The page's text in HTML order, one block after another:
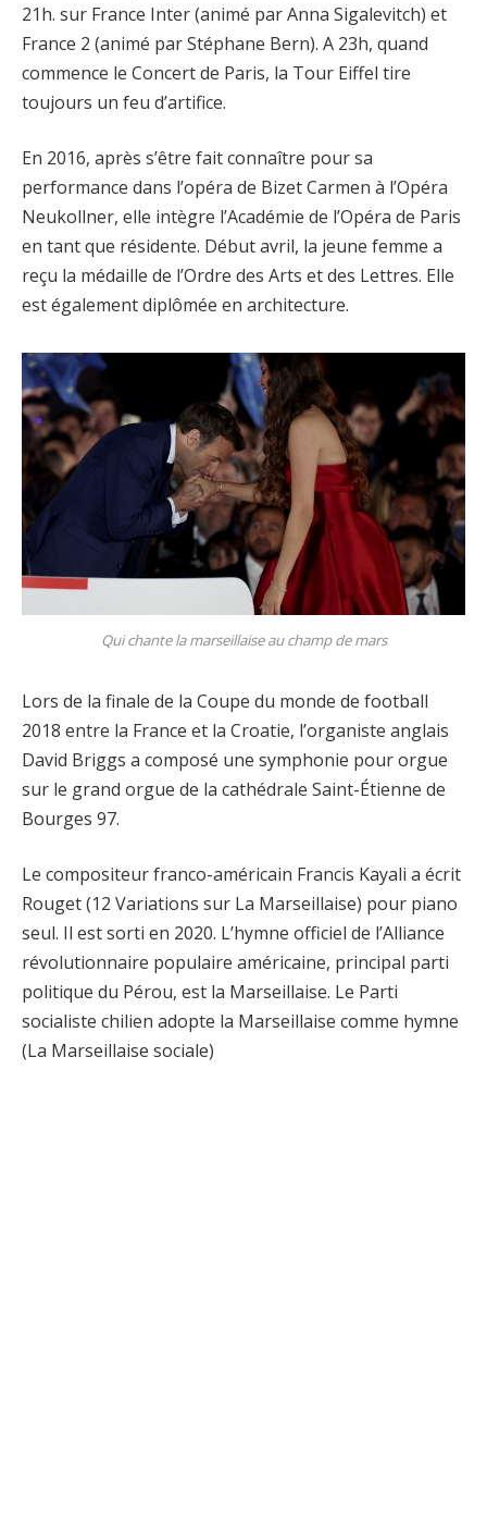
21h. sur France Inter (animé par Anna Sigalevitch) et
France 2 (animé par Stéphane Bern). A 23h, quand
commence le Concert de Paris, la Tour Eiffel tire
toujours un feu d’artifice.
En 2016, après s’être fait connaître pour sa
performance dans l’opéra de Bizet Carmen à l’Opéra
Neukollner, elle intègre l’Académie de l’Opéra de Paris
en tant que résidente. Début avril, la jeune femme a
reçu la médaille de l’Ordre des Arts et des Lettres. Elle
est également diplômée en architecture.
Qui chante la marseillaise au champ de mars
Lors de la finale de la Coupe du monde de football
2018 entre la France et la Croatie, l’organiste anglais
David Briggs a composé une symphonie pour orgue
sur le grand orgue de la cathédrale Saint-Étienne de
Bourges 97.
Le compositeur franco-américain Francis Kayali a écrit
Rouget (12 Variations sur La Marseillaise) pour piano
seul. Il est sorti en 2020. L’hymne officiel de l’Alliance
révolutionnaire populaire américaine, principal parti
politique du Pérou, est la Marseillaise. Le Parti
socialiste chilien adopte la Marseillaise comme hymne
(La Marseillaise sociale)